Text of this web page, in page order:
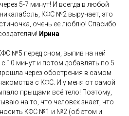
5-7 минут! И всегда в любой
КФС №2 выручает, это
очень ее люблю! Спасибо
Ирина
№5 перед сном, выпив на ней
10 минут и потом добавлять по 5
через обострения в самом
с КФС. И у меня от самой
прыщами всё тело! Поэтому,
на то, что человек знает, что
КФС №1 и №2 (об этом и